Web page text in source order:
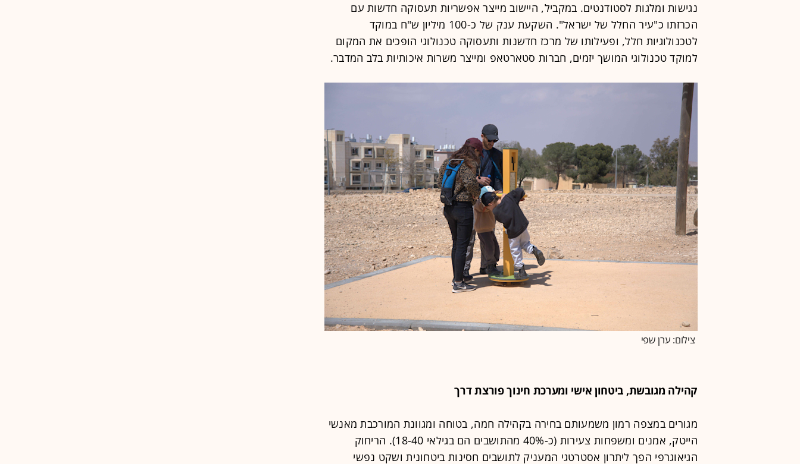
נגישות ומלגות לסטודנטים. במקביל, היישוב מייצר אפשריות תעסוקה חדשות עם
הכרזתו כ"עיר החלל של ישראל". השקעת ענק של כ-100 מיליון ש"ח במוקד
לטכנולוגיות חלל, ופעילותו של מרכז חדשנות ותעסוקה טכנולוגי הופכים את המקום
למוקד טכנולוגי המושך יזמים, חברות סטארטאפ ומייצר משרות איכותיות בלב המדבר.
צילום: ערן שפי
קהילה מגובשת, ביטחון אישי ומערכת חינוך פורצת דרך
מגורים במצפה רמון משמעותם בחירה בקהילה חמה, בטוחה ומגוונת המורכבת מאנשי
הייטק, אמנים ומשפחות צעירות (כ-40% מהתושבים הם בגילאי 18-40). הריחוק
הגיאוגרפי הפך ליתרון אסטרטגי המעניק לתושבים חסינות ביטחונית ושקט נפשי